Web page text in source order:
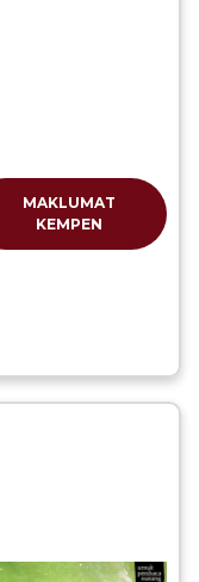
MAKLUMAT
KEMPEN